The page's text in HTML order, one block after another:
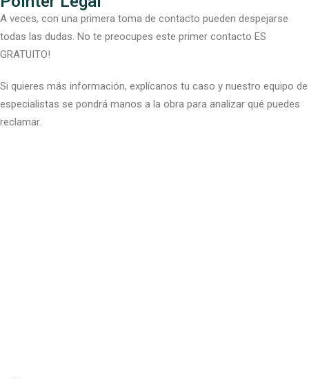
A veces, con una primera toma de contacto pueden despejarse
todas las dudas. No te preocupes este primer contacto ES
GRATUITO!
Si quieres más información, explícanos tu caso y nuestro equipo de
especialistas se pondrá manos a la obra para analizar qué puedes
reclamar.